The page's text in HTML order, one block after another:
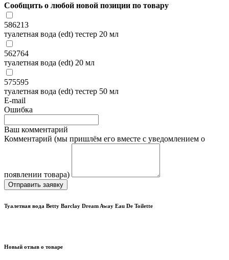
Сообщить о любой новой позиции по товару
586213
туалетная вода (edt) тестер 20 мл
562764
туалетная вода (edt) 20 мл
575595
туалетная вода (edt) тестер 50 мл
E-mail
Ошибка
Ваш комментарий
Комментарий (мы пришлём его вместе с уведомлением о
появлении товара)
Отправить заявку
Туалетная вода Betty Barclay Dream Away Eau De Toilette
Новый отзыв о товаре